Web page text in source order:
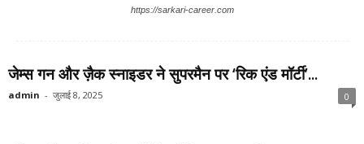
https://sarkari-career.com
जेम्स गन और ज़ैक स्नाइडर ने सुपरमैन पर ‘रिक एंड मॉर्टी’...
admin - जुलाई 8, 2025 0